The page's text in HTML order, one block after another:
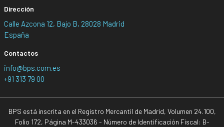
Dirección
Calle Azcona 12, Bajo B, 28028 Madrid
España
Contactos
info@bps.com.es
+91 313 79 00
BPS está inscrita en el Registro Mercantil de Madrid, Volumen 24.100,
Folio 172, Página M-433036 - Número de Identificación Fiscal: B-